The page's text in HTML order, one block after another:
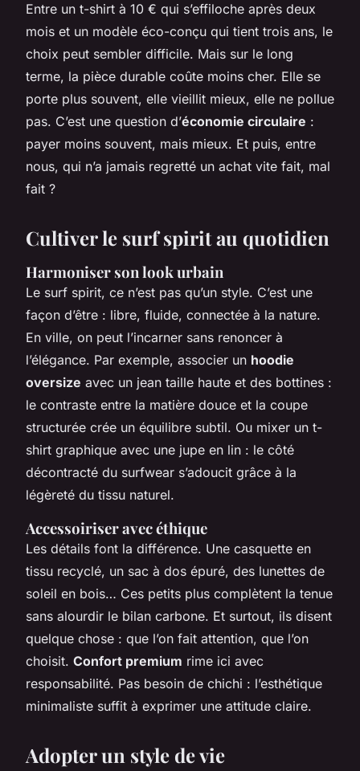
Entre un t-shirt à 10 € qui s’effiloche après deux
mois et un modèle éco-conçu qui tient trois ans, le
choix peut sembler difficile. Mais sur le long
terme, la pièce durable coûte moins cher. Elle se
porte plus souvent, elle vieillit mieux, elle ne pollue
pas. C’est une question d’économie circulaire :
payer moins souvent, mais mieux. Et puis, entre
nous, qui n’a jamais regretté un achat vite fait, mal
fait ?
Cultiver le surf spirit au quotidien
Harmoniser son look urbain
Le surf spirit, ce n’est pas qu’un style. C’est une
façon d’être : libre, fluide, connectée à la nature.
En ville, on peut l’incarner sans renoncer à
l’élégance. Par exemple, associer un hoodie
oversize avec un jean taille haute et des bottines :
le contraste entre la matière douce et la coupe
structurée crée un équilibre subtil. Ou mixer un t-
shirt graphique avec une jupe en lin : le côté
décontracté du surfwear s’adoucit grâce à la
légèreté du tissu naturel.
Accessoiriser avec éthique
Les détails font la différence. Une casquette en
tissu recyclé, un sac à dos épuré, des lunettes de
soleil en bois… Ces petits plus complètent la tenue
sans alourdir le bilan carbone. Et surtout, ils disent
quelque chose : que l’on fait attention, que l’on
choisit. Confort premium rime ici avec
responsabilité. Pas besoin de chichi : l’esthétique
minimaliste suffit à exprimer une attitude claire.
Adopter un style de vie